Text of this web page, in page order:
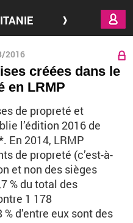
2016
créées dans le
en LRMP
de propreté et
l’édition 2016 de
En 2014, LRMP
de propreté (c’est-à-
et non des sièges
% du total des
1 178
d’entre eux sont des